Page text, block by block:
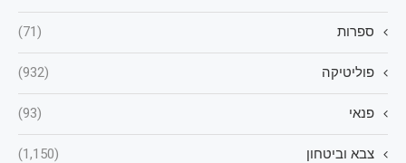
ספרות (71)
פוליטיקה (932)
פנאי (93)
צבא וביטחון (1,150)